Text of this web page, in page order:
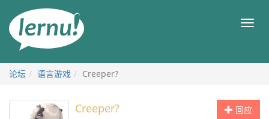
目
论坛 语言游戏 Creeper?
回应
Creeper?